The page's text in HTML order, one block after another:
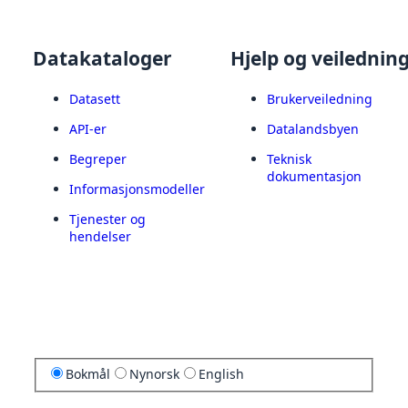
Datakataloger
Datasett
API-er
Begreper
Informasjonsmodeller
Tjenester og
hendelser
Hjelp og
Brukerveiledning
Datalandsbyen
Teknisk
dokumentasjon
Bokmål Nynorsk English